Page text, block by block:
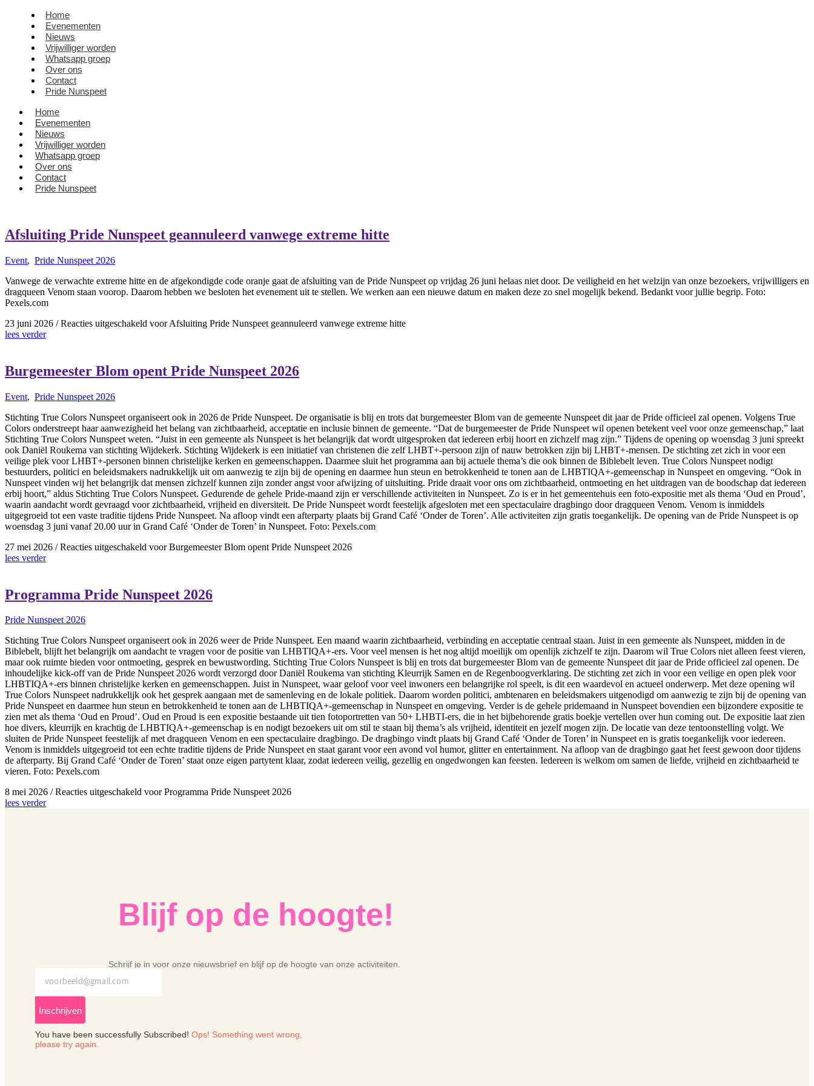
Home
Evenementen
Nieuws
Vrijwilliger worden
Whatsapp groep
Over ons
Contact
Pride Nunspeet
Home
Evenementen
Nieuws
Vrijwilliger worden
Whatsapp groep
Over ons
Contact
Pride Nunspeet
Afsluiting Pride Nunspeet geannuleerd vanwege extreme hitte
Event, Pride Nunspeet 2026
Vanwege de verwachte extreme hitte en de afgekondigde code oranje gaat de afsluiting van de Pride Nunspeet op vrijdag 26 juni helaas niet door. De veiligheid en het welzijn van onze bezoekers, vrijwilligers en
dragqueen Venom staan voorop. Daarom hebben we besloten het evenement uit te stellen. We werken aan een nieuwe datum en maken deze zo snel mogelijk bekend. Bedankt voor jullie begrip. Foto:
Pexels.com
23 juni 2026 / Reacties uitgeschakeld voor Afsluiting Pride Nunspeet geannuleerd vanwege extreme hitte
lees verder
Burgemeester Blom opent Pride Nunspeet 2026
Event, Pride Nunspeet 2026
Stichting True Colors Nunspeet organiseert ook in 2026 de Pride Nunspeet. De organisatie is blij en trots dat burgemeester Blom van de gemeente Nunspeet dit jaar de Pride officieel zal openen. Volgens True
Colors onderstreept haar aanwezigheid het belang van zichtbaarheid, acceptatie en inclusie binnen de gemeente. “Dat de burgemeester de Pride Nunspeet wil openen betekent veel voor onze gemeenschap,” laat
Stichting True Colors Nunspeet weten. “Juist in een gemeente als Nunspeet is het belangrijk dat wordt uitgesproken dat iedereen erbij hoort en zichzelf mag zijn.” Tijdens de opening op woensdag 3 juni spreekt
ook Daniël Roukema van stichting Wijdekerk. Stichting Wijdekerk is een initiatief van christenen die zelf LHBT+-persoon zijn of nauw betrokken zijn bij LHBT+-mensen. De stichting zet zich in voor een
veilige plek voor LHBT+-personen binnen christelijke kerken en gemeenschappen. Daarmee sluit het programma aan bij actuele thema’s die ook binnen de Biblebelt leven. True Colors Nunspeet nodigt
bestuurders, politici en beleidsmakers nadrukkelijk uit om aanwezig te zijn bij de opening en daarmee hun steun en betrokkenheid te tonen aan de LHBTIQA+-gemeenschap in Nunspeet en omgeving. “Ook in
Nunspeet vinden wij het belangrijk dat mensen zichzelf kunnen zijn zonder angst voor afwijzing of uitsluiting. Pride draait voor ons om zichtbaarheid, ontmoeting en het uitdragen van de boodschap dat iedereen
erbij hoort,” aldus Stichting True Colors Nunspeet. Gedurende de gehele Pride-maand zijn er verschillende activiteiten in Nunspeet. Zo is er in het gemeentehuis een foto-expositie met als thema ‘Oud en Proud’,
waarin aandacht wordt gevraagd voor zichtbaarheid, vrijheid en diversiteit. De Pride Nunspeet wordt feestelijk afgesloten met een spectaculaire dragbingo door dragqueen Venom. Venom is inmiddels
uitgegroeid tot een vaste traditie tijdens Pride Nunspeet. Na afloop vindt een afterparty plaats bij Grand Café ‘Onder de Toren’. Alle activiteiten zijn gratis toegankelijk. De opening van de Pride Nunspeet is op
woensdag 3 juni vanaf 20.00 uur in Grand Café ‘Onder de Toren’ in Nunspeet. Foto: Pexels.com
27 mei 2026 / Reacties uitgeschakeld voor Burgemeester Blom opent Pride Nunspeet 2026
lees verder
Programma Pride Nunspeet 2026
Pride Nunspeet 2026
Stichting True Colors Nunspeet organiseert ook in 2026 weer de Pride Nunspeet. Een maand waarin zichtbaarheid, verbinding en acceptatie centraal staan. Juist in een gemeente als Nunspeet, midden in de
Biblebelt, blijft het belangrijk om aandacht te vragen voor de positie van LHBTIQA+-ers. Voor veel mensen is het nog altijd moeilijk om openlijk zichzelf te zijn. Daarom wil True Colors niet alleen feest vieren,
maar ook ruimte bieden voor ontmoeting, gesprek en bewustwording. Stichting True Colors Nunspeet is blij en trots dat burgemeester Blom van de gemeente Nunspeet dit jaar de Pride officieel zal openen. De
inhoudelijke kick-off van de Pride Nunspeet 2026 wordt verzorgd door Daniël Roukema van stichting Kleurrijk Samen en de Regenboogverklaring. De stichting zet zich in voor een veilige en open plek voor
LHBTIQA+-ers binnen christelijke kerken en gemeenschappen. Juist in Nunspeet, waar geloof voor veel inwoners een belangrijke rol speelt, is dit een waardevol en actueel onderwerp. Met deze opening wil
True Colors Nunspeet nadrukkelijk ook het gesprek aangaan met de samenleving en de lokale politiek. Daarom worden politici, ambtenaren en beleidsmakers uitgenodigd om aanwezig te zijn bij de opening van
Pride Nunspeet en daarmee hun steun en betrokkenheid te tonen aan de LHBTIQA+-gemeenschap in Nunspeet en omgeving. Verder is de gehele pridemaand in Nunspeet bovendien een bijzondere expositie te
zien met als thema ‘Oud en Proud’. Oud en Proud is een expositie bestaande uit tien fotoportretten van 50+ LHBTI-ers, die in het bijbehorende gratis boekje vertellen over hun coming out. De expositie laat zien
hoe divers, kleurrijk en krachtig de LHBTIQA+-gemeenschap is en nodigt bezoekers uit om stil te staan bij thema’s als vrijheid, identiteit en jezelf mogen zijn. De locatie van deze tentoonstelling volgt. We
sluiten de Pride Nunspeet feestelijk af met dragqueen Venom en een spectaculaire dragbingo. De dragbingo vindt plaats bij Grand Café ‘Onder de Toren’ in Nunspeet en is gratis toegankelijk voor iedereen.
Venom is inmiddels uitgegroeid tot een echte traditie tijdens de Pride Nunspeet en staat garant voor een avond vol humor, glitter en entertainment. Na afloop van de dragbingo gaat het feest gewoon door tijdens
de afterparty. Bij Grand Café ‘Onder de Toren’ staat onze eigen partytent klaar, zodat iedereen veilig, gezellig en ongedwongen kan feesten. Iedereen is welkom om samen de liefde, vrijheid en zichtbaarheid te
vieren. Foto: Pexels.com
8 mei 2026 / Reacties uitgeschakeld voor Programma Pride Nunspeet 2026
lees verder
Blijf op de hoogte!
Schrijf je in voor onze nieuwsbrief en blijf op de hoogte van onze activiteiten.
Inschrijven
You have been successfully Subscribed! Ops! Something went wrong,
please try again.